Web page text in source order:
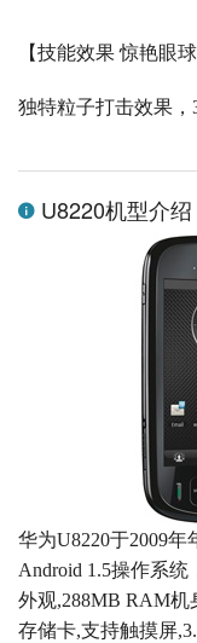
【技能效果 惊艳眼球
独特粒子打击效果，
U8220机型介绍
华为U8220于2009
Android 1.5操作系
外观,288MB RAM机
存储卡,支持触摸屏